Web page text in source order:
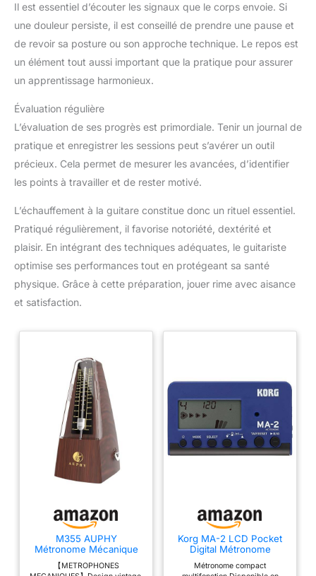
Il est essentiel d’écouter les signaux que le corps envoie. Si
une douleur persiste, il est conseillé de prendre une pause et
de revoir sa posture ou son approche technique. Le repos est
un élément tout aussi important que la pratique pour assurer
un apprentissage harmonieux.
Évaluation régulière
L’évaluation de ses progrès est primordiale. Tenir un journal de
pratique et enregistrer les sessions peut s’avérer un outil
précieux. Cela permet de mesurer les avancées, d’identifier
les points à travailler et de rester motivé.
L’échauffement à la guitare constitue donc un rituel essentiel.
Pratiqué régulièrement, il favorise notoriété, dextérité et
plaisir. En intégrant des techniques adéquates, le guitariste
optimise ses performances tout en protégeant sa santé
physique. Grâce à cette préparation, jouer rime avec aisance
et satisfaction.
M355 AUPHY
Métronome Mécanique
Avec Cloche, Rythme
Précis Facile Utiliser
【METROPHONES
Korg MA-2 LCD Pocket
Digital Métronome
Métronome compact